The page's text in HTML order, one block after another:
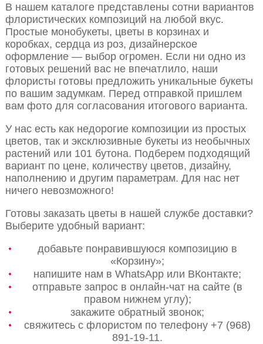
В нашем каталоге представлены сотни вариантов
флористических композиций на любой вкус.
Простые монобукеты, цветы в корзинах и
коробках, сердца из роз, дизайнерское
оформление — выбор огромен. Если ни одно из
готовых решений вас не впечатлило, наши
флористы готовы предложить уникальные букеты
по вашим задумкам. Перед отправкой пришлем
вам фото для согласования итогового варианта.
У нас есть как недорогие композиции из простых
цветов, так и эксклюзивные букеты из необычных
растений или 101 бутона. Подберем подходящий
вариант по цене, количеству цветов, дизайну,
наполнению и другим параметрам. Для нас нет
ничего невозможного!
Готовы заказать цветы в нашей службе доставки?
Выберите удобный вариант:
добавьте понравившуюся композицию в
«Корзину»;
напишите нам в WhatsApp или ВКонтакте;
отправьте запрос в онлайн-чат на сайте (в
правом нижнем углу);
закажите обратный звонок;
свяжитесь с флористом по телефону +7 (968)
891-19-11.